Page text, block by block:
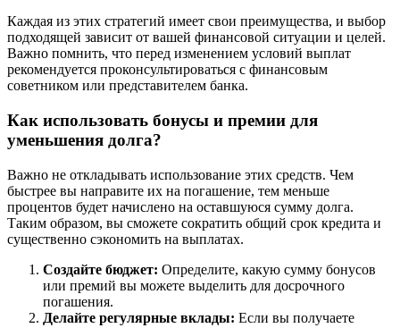
Каждая из этих стратегий имеет свои преимущества, и выбор
подходящей зависит от вашей финансовой ситуации и целей.
Важно помнить, что перед изменением условий выплат
рекомендуется проконсультироваться с финансовым
советником или представителем банка.
Как использовать бонусы и премии для
уменьшения долга?
Важно не откладывать использование этих средств. Чем
быстрее вы направите их на погашение, тем меньше
процентов будет начислено на оставшуюся сумму долга.
Таким образом, вы сможете сократить общий срок кредита и
существенно сэкономить на выплатах.
Создайте бюджет: Определите, какую сумму бонусов
или премий вы можете выделить для досрочного
погашения.
Делайте регулярные вклады: Если вы получаете